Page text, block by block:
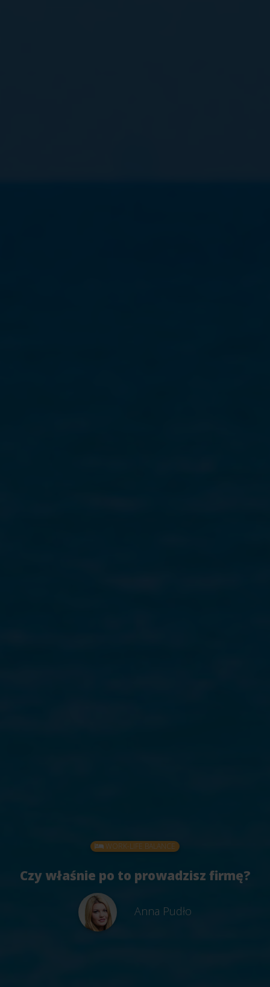
WORK-LIFE BALANCE
Czy właśnie po to prowadzisz firmę?
Anna Pudło